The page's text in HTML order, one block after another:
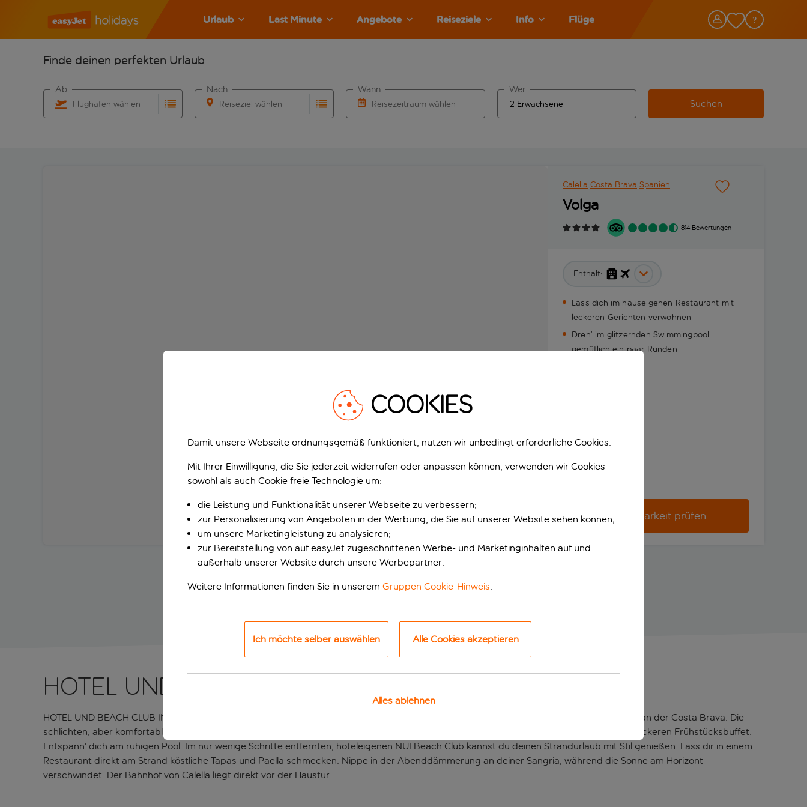
Urlaub Last Minute Angebote Reiseziele Info Flüge
Finde deinen perfekten Urlaub
Flughafen wählen
Ab
Reiseziel wählen
Nach
Reisezeitraum wählen
Wann Wer
Suchen
Calella Costa Brava Spanien
Volga
814 Bewertungen
Enthält:
Lass dich im hauseigenen Restaurant mit
leckeren Gerichten verwöhnen
Dreh’ im glitzernden Swimmingpool
gemütlich ein paar Runden
Verfügbarkeit prüfen
HOTEL UND BEACH CLUB IN CALELLA
HOTEL UND BEACH CLUB IN CALELLA – Sonne, Meer und Entspannung erwartet dich in diesem fröhlichen Hotel mit eigenem Beach Club an der Costa Brava. Die
schlichten, aber komfortablen Zimmer sind ideal für alle, die in ihrem Urlaub viel unterwegs sein möchten. Beginne deinen Tag mit einem leckeren Frühstücksbuffet.
Entspann’ dich am ruhigen Pool. Im nur wenige Schritte entfernten, hoteleigenen NUI Beach Club kannst du deinen Strandurlaub mit Stil genießen. Lass dir in einem
Restaurant direkt am Strand köstliche Tapas und Paella schmecken. Nippe in der Abenddämmerung an deiner Sangria, während die Sonne am Horizont
verschwindet. Der Bahnhof von Calella liegt direkt vor der Haustür.
COOKIES
Damit unsere Webseite ordnungsgemäß funktioniert, nutzen wir unbedingt erforderliche Cookies.
Mit Ihrer Einwilligung, die Sie jederzeit widerrufen oder anpassen können, verwenden wir Cookies
sowohl als auch Cookie freie Technologie um:
die Leistung und Funktionalität unserer Webseite zu verbessern;
zur Personalisierung von Angeboten in der Werbung, die Sie auf unserer Website sehen können;
um unsere Marketingleistung zu analysieren;
zur Bereitstellung von auf easyJet zugeschnittenen Werbe- und Marketinginhalten auf und
außerhalb unserer Website durch unsere Werbepartner.
Weitere Informationen finden Sie in unserem Gruppen Cookie-Hinweis
Ich möchte selber auswählen Alle Cookies akzeptieren
Alles ablehnen